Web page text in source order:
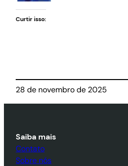
Curtir isso:
28 de novembro de 2025
Saiba mais
Contato
Sobre nós